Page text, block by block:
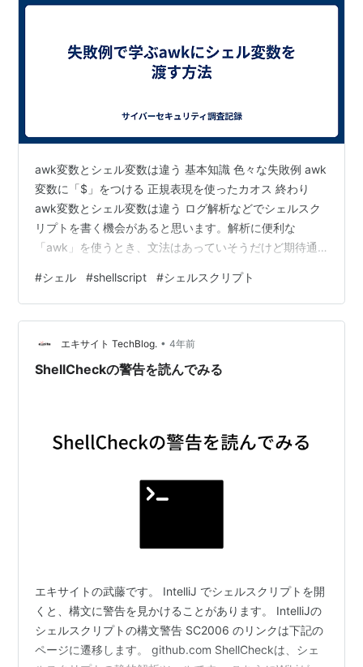
awk変数とシェル変数は違う 基本知識 色々な失敗例 awk
変数に「$」をつける 正規表現を使ったカオス 終わり
awk変数とシェル変数は違う ログ解析などでシェルスク
リプトを書く機会があると思います。解析に便利な
「awk」を使うとき、文法はあっていそうだけど期待通
シェル変数とawkで利用する変数（以下、awk変数）が
ごちゃ混ぜになっていることかもしれません。 基本知識
「test.txt」というファイルから条件に応じたデータ出力
を考えてみます。ここで、「test.txt」の内容は以下の通
りです。 1111 2222 fuga aaaa 333…
#シェル #shellscript #シェルスクリプト
エキサイト TechBlog. • 4年前
ShellCheckの警告を読んでみる
エキサイトの武藤です。 IntelliJ でシェルスクリプトを開
くと、構文に警告を見かけることがあります。 IntelliJの
シェルスクリプトの構文警告 SC2006 のリンクは下記の
ページに遷移します。 github.com ShellCheckは、シェ